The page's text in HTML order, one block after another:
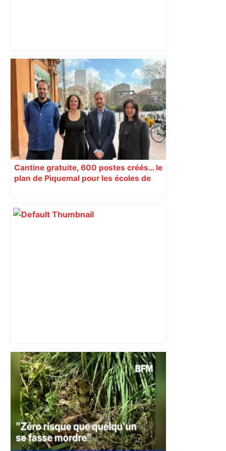
A69 Toulouse-Castres : le Conseil
d'État examine un recours décisif le 15
juin, voici ce qui pourrait se passer – Le
Journal Toulousain
Cantine gratuite, 600 postes créés… le
plan de Piquemal pour les écoles de
Dans la même famille depuis plus de
trois siècles, ce domaine se dévoile,
près de Toulouse – Actu.fr